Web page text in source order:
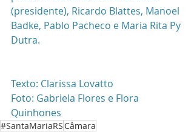
(presidente), Ricardo Blattes, Manoel
Badke, Pablo Pacheco e Maria Rita Py
Dutra.
Texto: Clarissa Lovatto
Foto: Gabriela Flores e Flora
Quinhones
#SantaMariaRS Câmara